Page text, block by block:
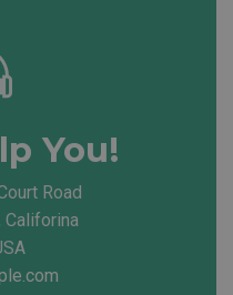
You!
Road
Califorina